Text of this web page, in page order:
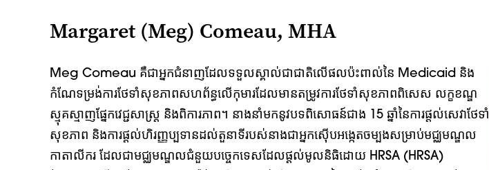
Margaret (Meg) Comeau, MHA
Meg Comeau គឺជាអ្នកជំនាញដែលទទួលស្គាល់ជាជាតិលើផលប៉ះពាល់នៃ Medicaid និង
កំណែទម្រង់ការថែទាំសុខភាពសហព័ន្ធលើកុមារដែលមានតម្រូវការថែទាំសុខភាពពិសេស លក្ខខណ្ឌ
ស្មុគស្មាញផ្នែកវេជ្ជសាស្ត្រ និងពិការភាព។ នាងនាំមកនូវបទពិសោធន៍ជាង 15 ឆ្នាំនៃការផ្តល់សេវាថែទាំ
សុខភាព និងការផ្តល់ហិរញ្ញប្បទានដល់តួនាទីរបស់នាងជាអ្នកស៊ើបអង្កេតចម្បងសម្រាប់មជ្ឈមណ្ឌល
កាតាលីករ ដែលជាមជ្ឈមណ្ឌលជំនួយបច្ចេកទេសដែលផ្តល់មូលនិធិដោយ HRSA (HRSA)